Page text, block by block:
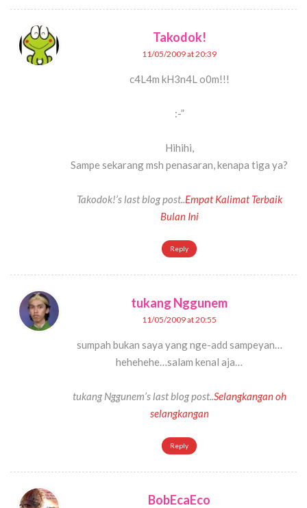
Takodok!
11/05/2009 at 20:39
c4L4m kH3n4L o0m!!!
:-”
Hihihi,
Sampe sekarang msh penasaran, kenapa tiga ya?
Takodok!’s last blog post..Empat Kalimat Terbaik
Bulan Ini
Reply
tukang Nggunem
11/05/2009 at 20:55
sumpah bukan saya yang nge-add sampeyan…
hehehehe…salam kenal aja…
tukang Nggunem’s last blog post..Selangkangan oh
selangkangan
Reply
BobEcaEco